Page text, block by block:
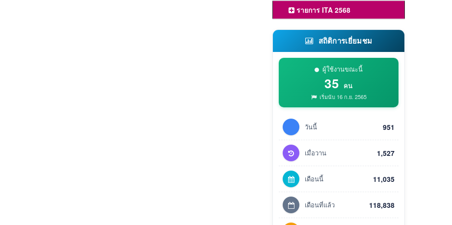
รายการ ITA 2568
สถิติการเยี่ยมชม
ผู้ใช้งานขณะนี้
35 คน
เริ่มนับ 16 ก.ย. 2565
วันนี้ 951
เมื่อวาน 1,527
เดือนนี้ 11,035
เดือนที่แล้ว 118,838